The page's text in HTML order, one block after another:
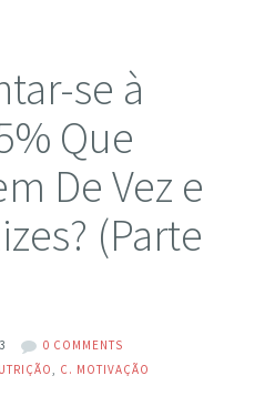
se à
Que
De Vez e
(Parte
0 COMMENTS
, C. MOTIVAÇÃO